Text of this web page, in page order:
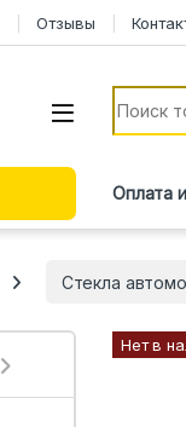
Отзывы
Искать:
Оплата
Стекла
Нет в